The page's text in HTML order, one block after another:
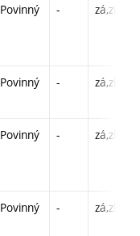
Povinný - zá,zk
Povinný - zá,zk
Povinný - zá,zk
Povinný - zá,zk